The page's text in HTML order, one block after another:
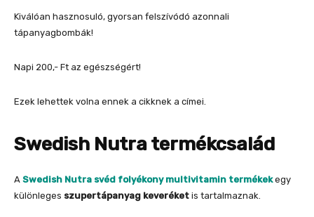
Kiválóan hasznosuló, gyorsan felszívódó azonnali
tápanyagbombák!
Napi 200,- Ft az egészségért!
Ezek lehettek volna ennek a cikknek a címei.
Swedish Nutra termékcsalád
A Swedish Nutra svéd folyékony multivitamin termékekegy
különleges szupertápanyag keveréket is tartalmaznak.